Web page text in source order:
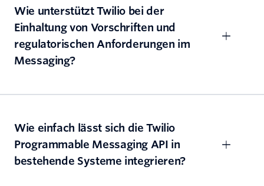
Wie unterstützt Twilio bei der
Einhaltung von Vorschriften und
regulatorischen Anforderungen im
Messaging?
Wie einfach lässt sich die Twilio
Programmable Messaging API in
bestehende Systeme integrieren?